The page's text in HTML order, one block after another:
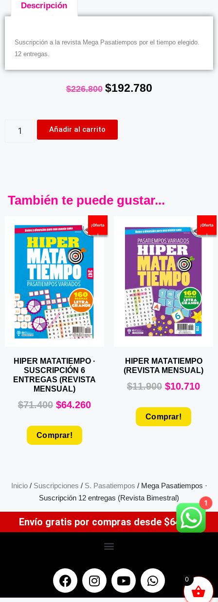
Descripción
Suscripción a la revista Mega Pasatiempos por el tiempo elegido.
12 entregas.
$226.800 $192.780
Añadir al carrito
También te puede gustar...
¡Oferta
!
HIPER MATATIEMPO ·
SUSCRIPCIÓN 6
ENTREGAS (REVISTA
MENSUAL)
$71.400 $64.260
Comprar!
¡Oferta
!
HIPER MATATIEMPO
(REVISTA MENSUAL)
$11.900 $10.710
Comprar!
Inicio/ Suscripciones / S. Pasatiempos / Mega Pasatiempos ·
Suscripción 12 entregas (Revista Bimestral)
Envío gratis por compras desde $64.900
0
1